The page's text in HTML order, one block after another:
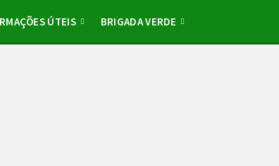
ÚTEIS BRIGADA VERDE